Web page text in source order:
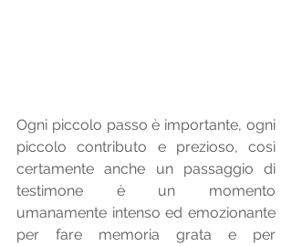
Ogni piccolo passo è importante, ogni
piccolo contributo e prezioso, così
certamente anche un passaggio di
testimone è un momento
umanamente intenso ed emozionante
per fare memoria grata e per